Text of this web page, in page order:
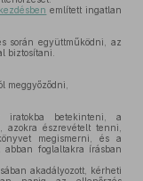
említett ingatlan
során együttműködni, az
biztosítani.
meggyőződni,
betekinteni, a
azokra észrevételt tenni,
megismerni, és a
foglaltakra írásban
akadályozott, kérheti